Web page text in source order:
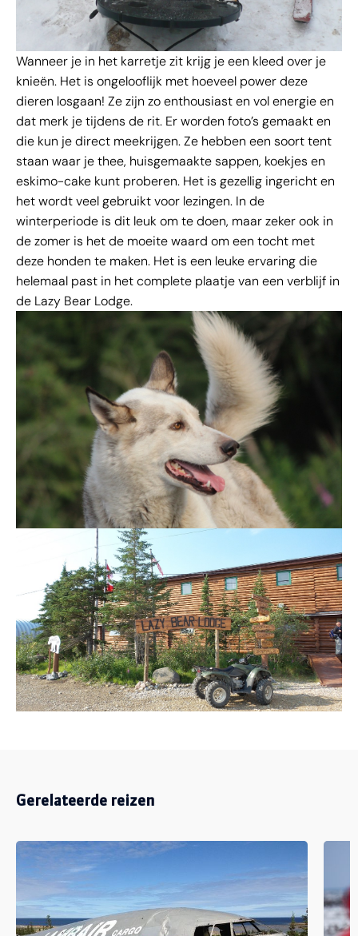
Wanneer je in het karretje zit krijg je een kleed over je
knieën. Het is ongelooflijk met hoeveel power deze
dieren losgaan! Ze zijn zo enthousiast en vol energie en
dat merk je tijdens de rit. Er worden foto’s gemaakt en
die kun je direct meekrijgen. Ze hebben een soort tent
staan waar je thee, huisgemaakte sappen, koekjes en
eskimo-cake kunt proberen. Het is gezellig ingericht en
het wordt veel gebruikt voor lezingen. In de
winterperiode is dit leuk om te doen, maar zeker ook in
de zomer is het de moeite waard om een tocht met
deze honden te maken. Het is een leuke ervaring die
helemaal past in het complete plaatje van een verblijf in
de Lazy Bear Lodge.
Gerelateerde reizen